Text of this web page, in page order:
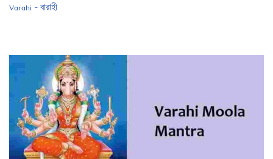
Varahi - বারাহী